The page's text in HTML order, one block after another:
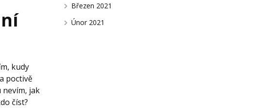
kudy
poctivě
jak
číst?
Březen 2021
Únor 2021